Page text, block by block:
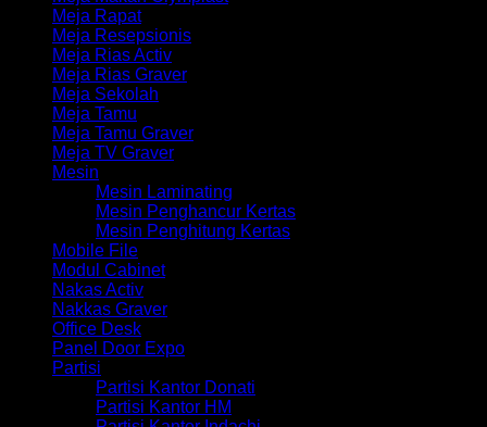
Meja Rapat
Meja Resepsionis
Meja Rias Activ
Meja Rias Graver
Meja Sekolah
Meja Tamu
Meja Tamu Graver
Meja TV Graver
Mesin
Mesin Laminating
Mesin Penghancur Kertas
Mesin Penghitung Kertas
Mobile File
Modul Cabinet
Nakas Activ
Nakkas Graver
Office Desk
Panel Door Expo
Partisi
Partisi Kantor Donati
Partisi Kantor HM